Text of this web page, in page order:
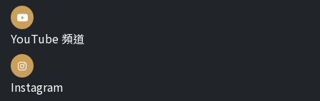
YouTube 頻道
Instagram